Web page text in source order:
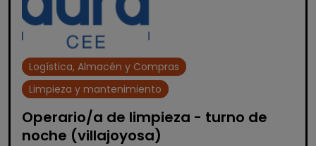
Logística, Almacén y Compras
Limpieza y mantenimiento
Operario/a de limpieza - turno de
noche (villajoyosa)